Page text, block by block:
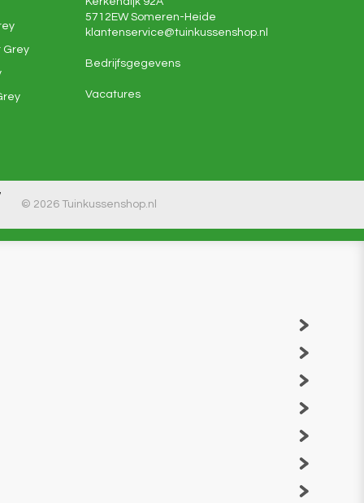
Grey
5712EW Someren-Heide
klantenservice@tuinkussenshop.nl
Bedrijfsgegevens
Vacatures
© 2026 Tuinkussenshop.nl